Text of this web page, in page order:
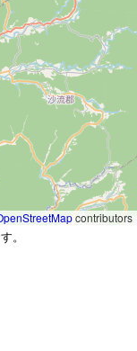
contributors
。